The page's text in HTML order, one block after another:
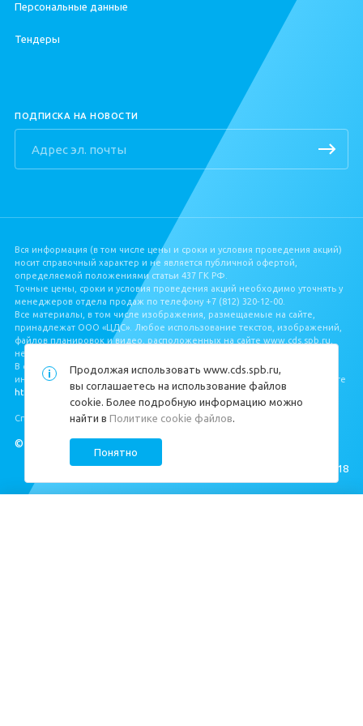
Квартиры у метро
Персональные данные
Тендеры
ПОДПИСКА НА НОВОСТИ
© ЦДС, 1999–2026
Вся информация (в том числе цены и сроки и условия проведения акций)
носит справочный характер и не является публичной офертой,
определяемой положениями статьи 437 ГК РФ.
Точные цены, сроки и условия проведения акций необходимо уточнять у
менеджеров отдела продаж по телефону +7 (812) 320‐12‐00.
Все материалы, в том числе изображения, размещаемые на сайте,
принадлежат ООО «ЦДС». Любое использование текстов, изображений,
файлов планировок и видео, расположенных на сайте www.cds.spb.ru,
не допускается без письменного разрешения ООО «ЦДС».
В соответствии с Федеральным законом от 30.12.2004 № 214‐ФЗ, полная
информация о застройщике и проекте строительства размещена на сайте
https://наш.дом.рф/.
Специальная оценка условий трудаhttps://cds.spb.ru/sout/
M18
Продолжая использовать www.cds.spb.ru,
вы соглашаетесь на использование файлов
cookie. Более подробную информацию можно
найти в Политике cookie файлов.
Понятно